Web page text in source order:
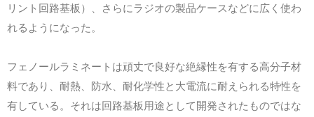
リント回路基板）、さらにラジオの製品ケースなどに広く使わ
れるようになった。
フェノールラミネートは頑丈で良好な絶縁性を有する高分子材
料であり、耐熱、防水、耐化学性と大電流に耐えられる特性を
有している。それは回路基板用途として開発されたものではな